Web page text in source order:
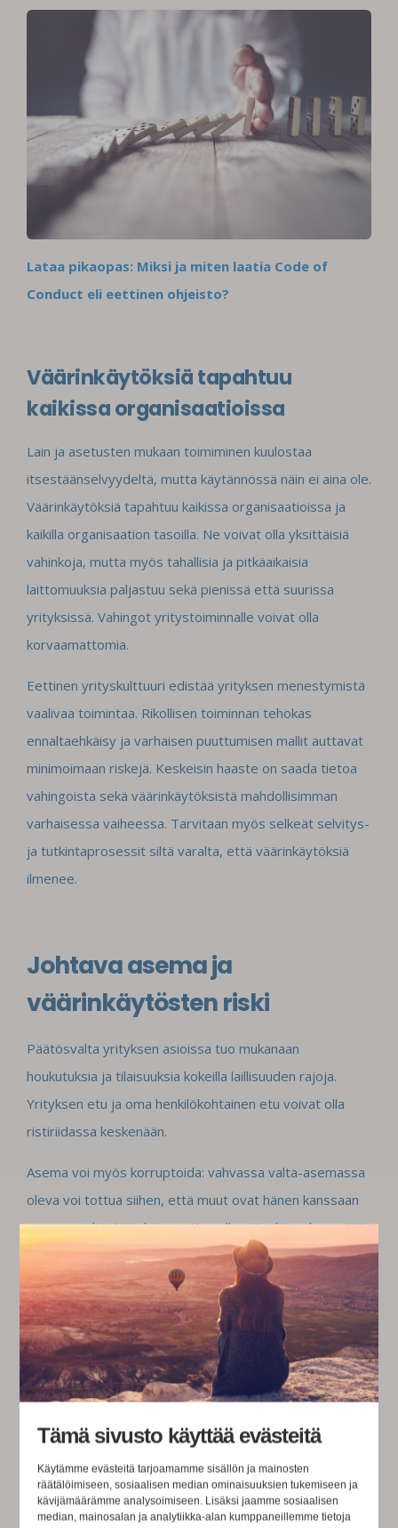
Tämä sivusto käyttää evästeitä
Käytämme evästeitä tarjoamamme sisällön ja mainosten
räätälöimiseen, sosiaalisen median ominaisuuksien tukemiseen ja
kävijämäärämme analysoimiseen. Lisäksi jaamme sosiaalisen
median, mainosalan ja analytiikka-alan kumppaneillemme tietoja
Lataa pikaopas: Miksi ja miten laatia Code of
Conduct eli eettinen ohjeisto?
Väärinkäytöksiä tapahtuu
kaikissa organisaatioissa
Lain ja asetusten mukaan toimiminen kuulostaa
itsestäänselvyydeltä, mutta käytännössä näin ei aina ole.
Väärinkäytöksiä tapahtuu kaikissa organisaatioissa ja
kaikilla organisaation tasoilla. Ne voivat olla yksittäisiä
vahinkoja, mutta myös tahallisia ja pitkäaikaisia
laittomuuksia paljastuu sekä pienissä että suurissa
yrityksissä. Vahingot yritystoiminnalle voivat olla
korvaamattomia.
Eettinen yrityskulttuuri edistää yrityksen menestymistä
vaalivaa toimintaa. Rikollisen toiminnan tehokas
ennaltaehkäisy ja varhaisen puuttumisen mallit auttavat
minimoimaan riskejä. Keskeisin haaste on saada tietoa
vahingoista sekä väärinkäytöksistä mahdollisimman
varhaisessa vaiheessa. Tarvitaan myös selkeät selvitys-
ja tutkintaprosessit siltä varalta, että väärinkäytöksiä
ilmenee.
Johtava asema ja
väärinkäytösten riski
Päätösvalta yrityksen asioissa tuo mukanaan
houkutuksia ja tilaisuuksia kokeilla laillisuuden rajoja.
Yrityksen etu ja oma henkilökohtainen etu voivat olla
ristiriidassa keskenään.
Asema voi myös korruptoida: vahvassa valta-asemassa
oleva voi tottua siihen, että muut ovat hänen kanssaan
samaa mieltä. Näin hän saattaa alkaa itsekin uskoa, että
omat ideat ovat parhaita, mitä löytyy.
Pitkät päivät ja muut henkilökohtaiset uhraukset voivat
johtaa tunteeseen, että on kohtuullista ottaa itselleen
vähän ekstraa. Kovat tulospaineet voivat ohjata tulos-
tai muiden tietojen vääristelemiseen. Jos
organisaatiokulttuuri on ylilojaali johtoa kohtaan,
riskikerroin väärinkäytöksille on jo korkea. Ongelmista ei
puhuta, eikä johdon näkemyksiä kyseenalaisteta, ollaan
vain töissä ja mahdollisesti osallistutaan rikolliseen
toimintaan, koska pomo käskee.